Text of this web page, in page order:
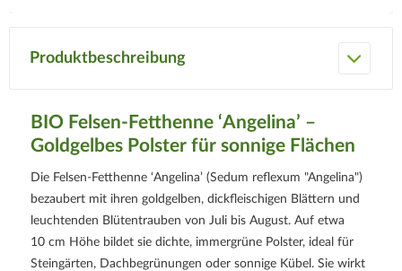
Produktbeschreibung
BIO Felsen-Fetthenne ‘Angelina’ –
Goldgelbes Polster für sonnige Flächen
Die Felsen-Fetthenne ‘Angelina’ (Sedum reflexum "Angelina")
bezaubert mit ihren goldgelben, dickfleischigen Blättern und
leuchtenden Blütentrauben von Juli bis August. Auf etwa
10 cm Höhe bildet sie dichte, immergrüne Polster, ideal für
Steingärten, Dachbegrünungen oder sonnige Kübel. Sie wirkt